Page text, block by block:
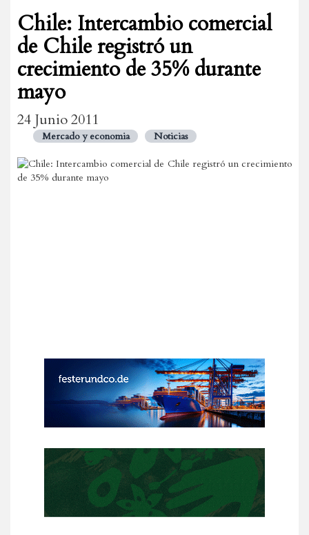
Chile: Intercambio comercial
de Chile registró un
crecimiento de 35% durante
mayo
24 Junio 2011
Mercado y economia Noticias